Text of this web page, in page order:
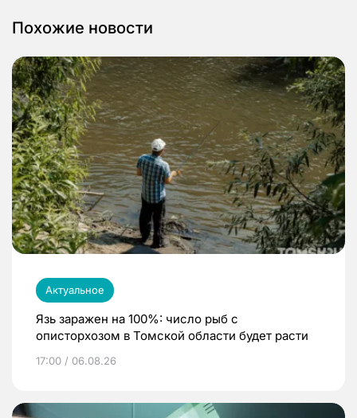
Похожие новости
Актуальное
Язь заражен на 100%: число рыб с
описторхозом в Томской области будет расти
17:00 / 06.08.26